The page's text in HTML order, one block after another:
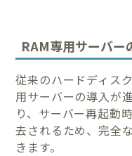
RAM専用サーバー
従来のハードディス
用サーバーの導入が
り、サーバー再起動
去されるため、完全
きます。